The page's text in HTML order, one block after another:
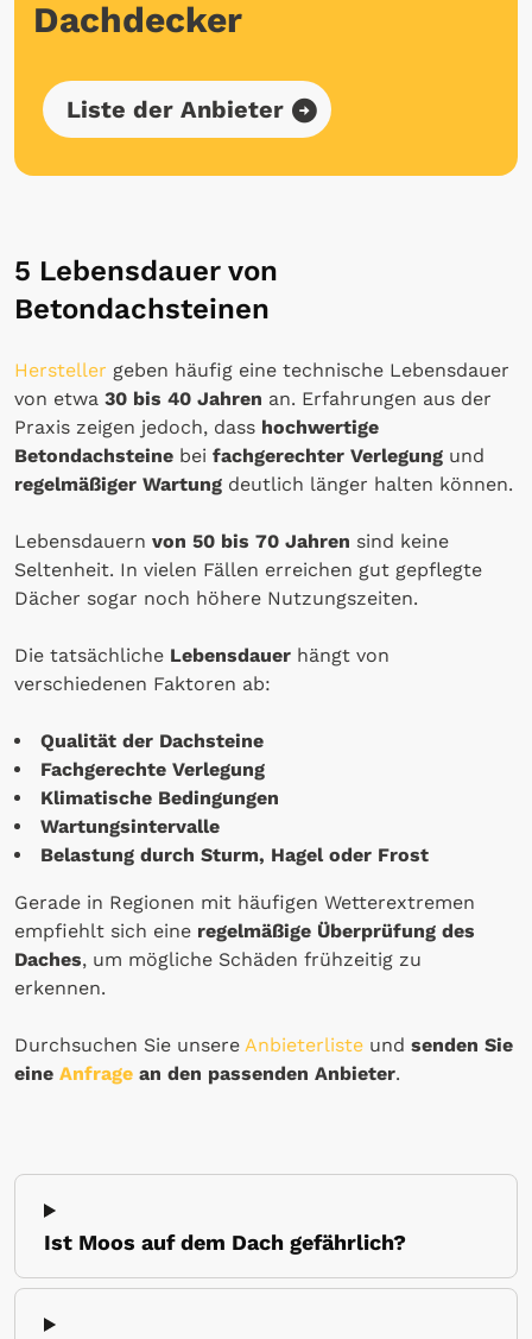
Dachdecker
Liste der Anbieter
5 Lebensdauer von
Betondachsteinen
Hersteller geben häufig eine technische Lebensdauer
von etwa 30 bis 40 Jahren an. Erfahrungen aus der
Praxis zeigen jedoch, dass hochwertige
Betondachsteine bei fachgerechter Verlegung und
regelmäßiger Wartung deutlich länger halten können.
Lebensdauern von 50 bis 70 Jahren sind keine
Seltenheit. In vielen Fällen erreichen gut gepflegte
Dächer sogar noch höhere Nutzungszeiten.
Die tatsächliche Lebensdauer hängt von
verschiedenen Faktoren ab:
Qualität der Dachsteine
Fachgerechte Verlegung
Klimatische Bedingungen
Wartungsintervalle
Belastung durch Sturm, Hagel oder Frost
Gerade in Regionen mit häufigen Wetterextremen
empfiehlt sich eine regelmäßige Überprüfung des
Daches, um mögliche Schäden frühzeitig zu
erkennen.
Durchsuchen Sie unsere Anbieterliste und senden Sie
eine Anfrage an den passenden Anbieter.
Ist Moos auf dem Dach gefährlich?